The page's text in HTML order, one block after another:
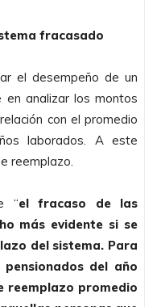
fracasado
el desempeño de un
en analizar los montos
con el promedio
laborados. A este
reemplazo.
“el fracaso de las
más evidente si se
del sistema. Para
del año
reemplazo promedio